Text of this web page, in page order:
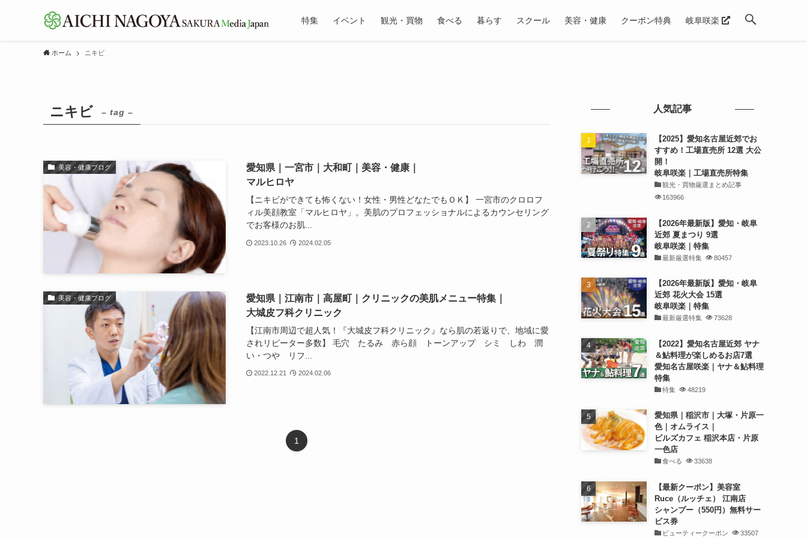
特集 イベント 観光・買物 食べる 暮らす スクール 美容・健康 クーポン特典 岐阜咲楽
ホーム ニキビ
ニキビ – tag –
美容・健康ブログ
愛知県｜一宮市｜大和町｜美容・健康｜
マルヒロヤ
【ニキビができても怖くない！女性・男性どなたでもＯＫ】 一宮市のクロロフ
ィル美顔教室「マルヒロヤ」。美肌のプロフェッショナルによるカウンセリング
でお客様のお肌...
2023.10.26 2024.02.05
美容・健康ブログ
愛知県｜江南市｜高屋町｜クリニックの美肌メニュー特集｜
大城皮フ科クリニック
【江南市周辺で超人気！『大城皮フ科クリニック』なら肌の若返りで、地域に愛
されリピーター多数】 毛穴 たるみ 赤ら顔 トーンアップ シミ しわ 潤
い・つや リフ...
2022.12.21 2024.02.06
1
人気記事
【2025】愛知名古屋近郊でお
すすめ！工場直売所 12選 大公
開！
岐阜咲楽｜工場直売所特集
観光・買物厳選まとめ記事
163966
【2026年最新版】愛知・岐阜
近郊 夏まつり 9選
岐阜咲楽｜特集
最新厳選特集 80457
【2026年最新版】愛知・岐阜
近郊 花火大会 15選
岐阜咲楽｜特集
最新厳選特集 73628
【2022】愛知名古屋近郊 ヤナ
＆鮎料理が楽しめるお店7選
愛知名古屋咲楽｜ヤナ＆鮎料理
特集
特集 48219
愛知県｜稲沢市｜大塚・片原一
色｜オムライス｜
ビルズカフェ 稲沢本店・片原
一色店
食べる 33638
【最新クーポン】美容室
Ruce（ルッチェ） 江南店
シャンプー（550円）無料サー
ビス券
ビューティークーポン 33507